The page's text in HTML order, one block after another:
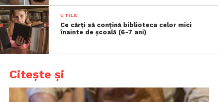
UTILE
Ce cărți să conțină biblioteca celor mici
înainte de școală (6-7 ani)
Citește și